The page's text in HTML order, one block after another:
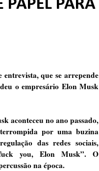
PARA
que se arrepende
o empresário Elon Musk
aconteceu no ano passado,
por uma buzina
das redes sociais,
you, Elon Musk”. O
na época.